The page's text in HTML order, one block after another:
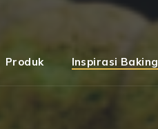
Produk Inspirasi Baking